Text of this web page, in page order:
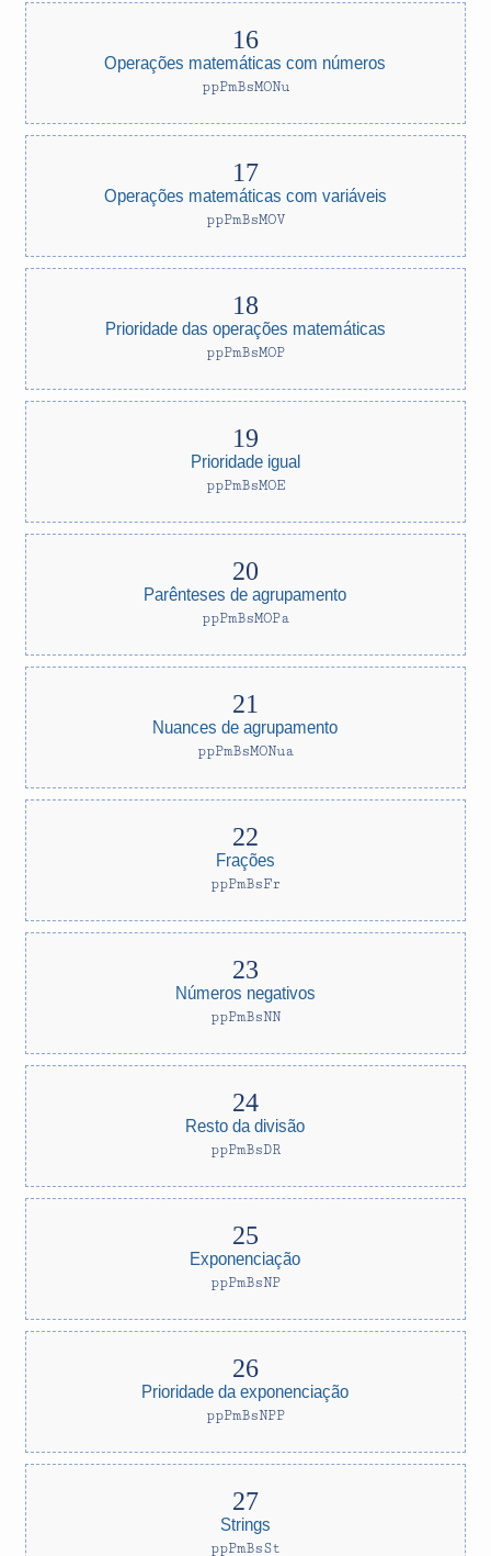
Operações matemáticas com números
ppPmBsMONu
Operações matemáticas com variáveis
ppPmBsMOV
Prioridade das operações matemáticas
ppPmBsMOP
Prioridade igual
ppPmBsMOE
Parênteses de agrupamento
ppPmBsMOPa
Nuances de agrupamento
ppPmBsMONua
Frações
ppPmBsFr
Números negativos
ppPmBsNN
Resto da divisão
ppPmBsDR
Exponenciação
ppPmBsNP
Prioridade da exponenciação
ppPmBsNPP
Strings
ppPmBsSt